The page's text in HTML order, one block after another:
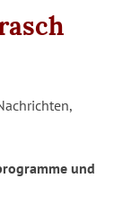
und